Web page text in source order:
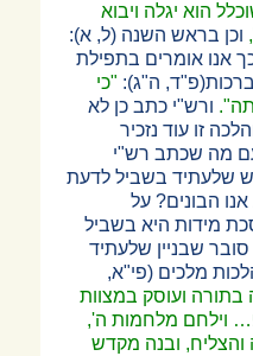
הוא יגלה ויבוא
וכן בראש השנה (ל, א):
אנו אומרים בתפילת
ה"ג): "כי
ורש"י כתב כן לא
זו עוד נזכיר
מה שכתב רש"י
שלעתיד בשביל לדעת
הבונים? על
מידות היא בשביל
שבניין שלעתיד
מלכים (פי"א,
בתורה ועוסק במצוות
… וילחם מלחמות ה',
ובנה מקדש